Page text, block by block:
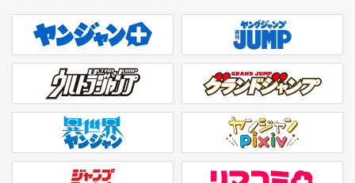
ヤンジャンプラス 週刊ヤングジャンプ公式サイト
ウルトラジャンプ グランドジャンプ
異世界ヤンジャン ヤンジャンpixiv
ジャンプTOON リマコミ＋